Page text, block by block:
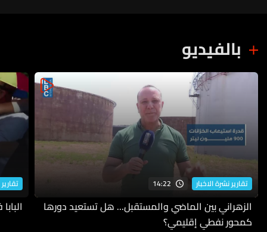
بالفيديو
تقارير نشرة الاخبار 14:22
الزهراني بين الماضي والمستقبل... هل تستعيد دورها
كمحور نفطي إقليمي؟